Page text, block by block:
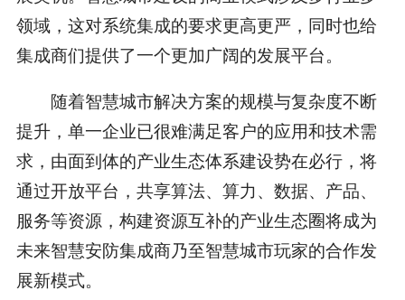
领域，这对系统集成的要求更高更严，同时也给
集成商们提供了一个更加广阔的发展平台。
随着智慧城市解决方案的规模与复杂度不断
提升，单一企业已很难满足客户的应用和技术需
求，由面到体的产业生态体系建设势在必行，将
通过开放平台，共享算法、算力、数据、产品、
服务等资源，构建资源互补的产业生态圈将成为
未来智慧安防集成商乃至智慧城市玩家的合作发
展新模式。